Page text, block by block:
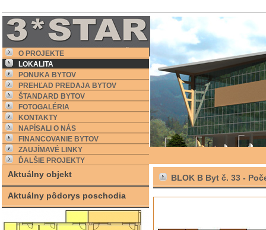
O PROJEKTE
LOKALITA
PONUKA BYTOV
PREHĽAD PREDAJA BYTOV
ŠTANDARD BYTOV
FOTOGALÉRIA
KONTAKTY
NAPÍSALI O NÁS
FINANCOVANIE BYTOV
ZAUJÍMAVÉ LINKY
ĎALŠIE PROJEKTY
Aktuálny objekt
Aktuálny pôdorys poschodia
BLOK B Byt č. 33 -